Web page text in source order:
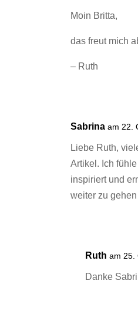
Moin Britta,
das freut mich
– Ruth
Sabrina am 22.
Liebe Ruth,
Artikel. Ich
inspiriert und
weiter zu
Ruth am 25.
Danke